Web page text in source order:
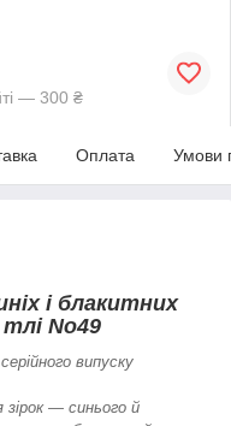
— 300 ₴
Оплата Умови
і блакитних
No49
випуску
зірок — синього й